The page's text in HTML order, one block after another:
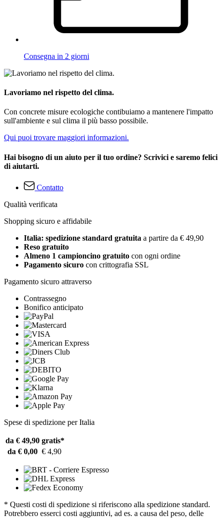
Consegna in 2 giorni
Lavoriamo nel rispetto del clima.
Con concrete misure ecologiche contibuiamo a mantenere l'impatto
sull'ambiente e sul clima il più basso possibile.
Qui puoi trovare maggiori informazioni.
Hai bisogno di un aiuto per il tuo ordine? Scrivici e saremo felici
di aiutarti.
Contatto
Qualità verificata
Shopping sicuro e affidabile
Italia: spedizione standard gratuita a partire da € 49,90
Reso gratuito
Almeno 1 campioncino gratuito con ogni ordine
Pagamento sicuro con crittografia SSL
Pagamento sicuro attraverso
Contrassegno
Bonifico anticipato
Spese di spedizione per Italia
da € 49,90 gratis*
da € 0,00 € 4,90
* Questi costi di spedizione si riferiscono alla spedizione standard.
Potrebbero esserci costi aggiuntivi, ad es. a causa del peso, delle